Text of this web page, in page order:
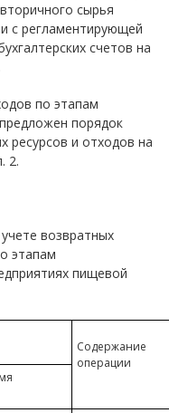
сырья
с регламентирующей
счетов на
по этапам
порядок
ресурсов и отходов на
2.
возвратных
этапам
пищевой
Содержание
операции